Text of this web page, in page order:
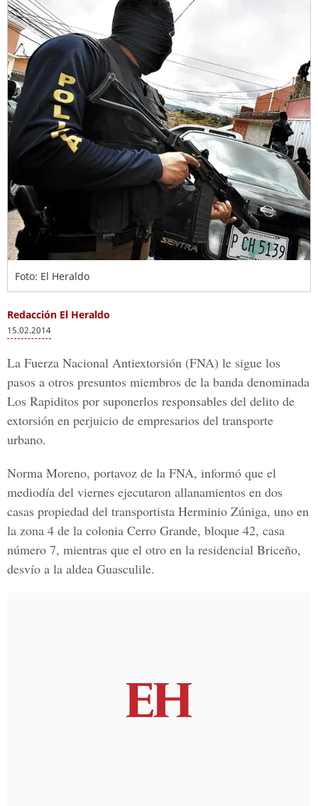
Foto: El Heraldo
Redacción El Heraldo
15.02.2014
La Fuerza Nacional Antiextorsión (FNA) le sigue los
pasos a otros presuntos miembros de la banda denominada
Los Rapiditos por suponerlos responsables del delito de
extorsión en perjuicio de empresarios del transporte
urbano.
Norma Moreno, portavoz de la FNA, informó que el
mediodía del viernes ejecutaron allanamientos en dos
casas propiedad del transportista Herminio Zúniga, uno en
la zona 4 de la colonia Cerro Grande, bloque 42, casa
número 7, mientras que el otro en la residencial Briceño,
desvío a la aldea Guasculile.